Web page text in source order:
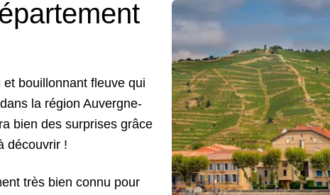
bouillonnant fleuve qui
la région Auvergne-
bien des surprises grâce
découvrir !
très bien connu pour